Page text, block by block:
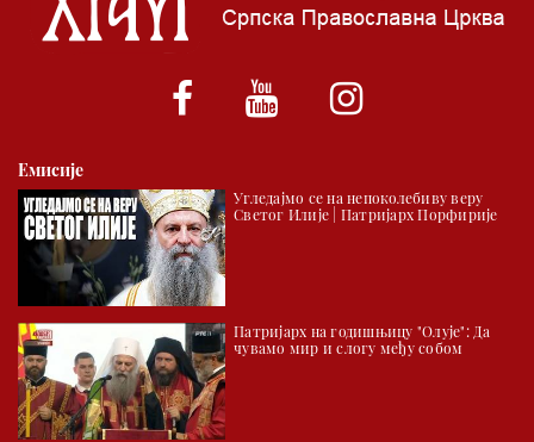
*најважније вести емитујемо на сваки пун сат
Емисије
Угледајмо се на непоколебиву веру
Светог Илије | Патријарх Порфирије
Патријарх на годишњицу "Олује": Да
чувамо мир и слогу међу собом